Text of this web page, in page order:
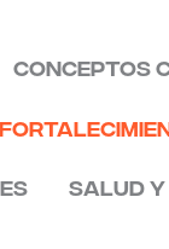
Conceptos
Salud y